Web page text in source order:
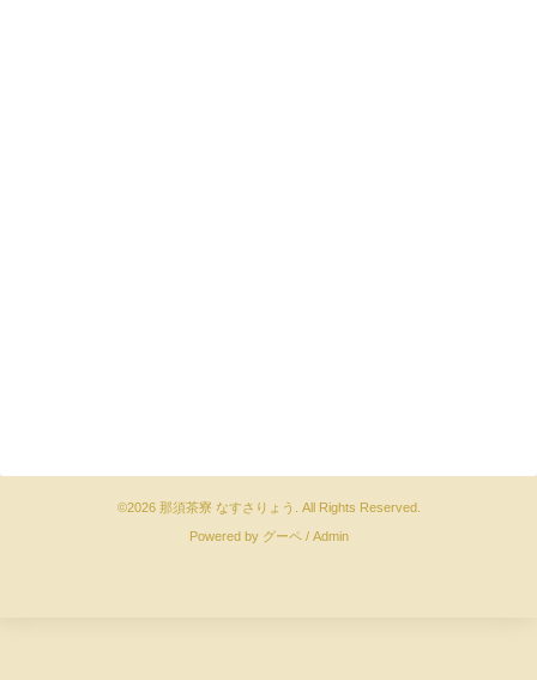
©2026 那須茶寮 なすさりょう
. All Rights Reserved.
Powered by グーペ/ Admin